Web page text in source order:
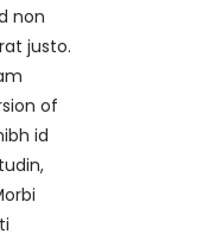
non
justo.
of
id